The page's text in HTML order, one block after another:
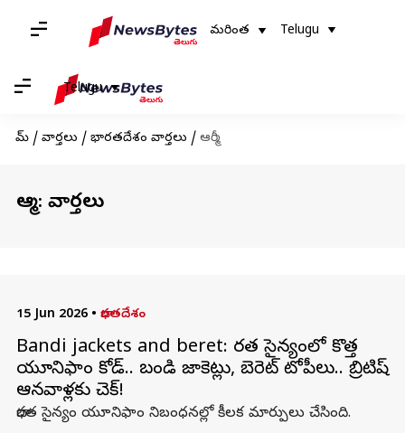
మరింత Telugu
Telugu
హోమ్ / వార్తలు / భారతదేశం వార్తలు / ఆర్మీ
ఆర్మీ: వార్తలు
15 Jun 2026 • భారతదేశం
Bandi jackets and beret: భారత సైన్యంలో కొత్త
యూనిఫాం కోడ్.. బండి జాకెట్లు, బెరెట్ టోపీలు.. బ్రిటిష్
ఆనవాళ్లకు చెక్!
భారత సైన్యం యూనిఫాం నిబంధనల్లో కీలక మార్పులు చేసింది.